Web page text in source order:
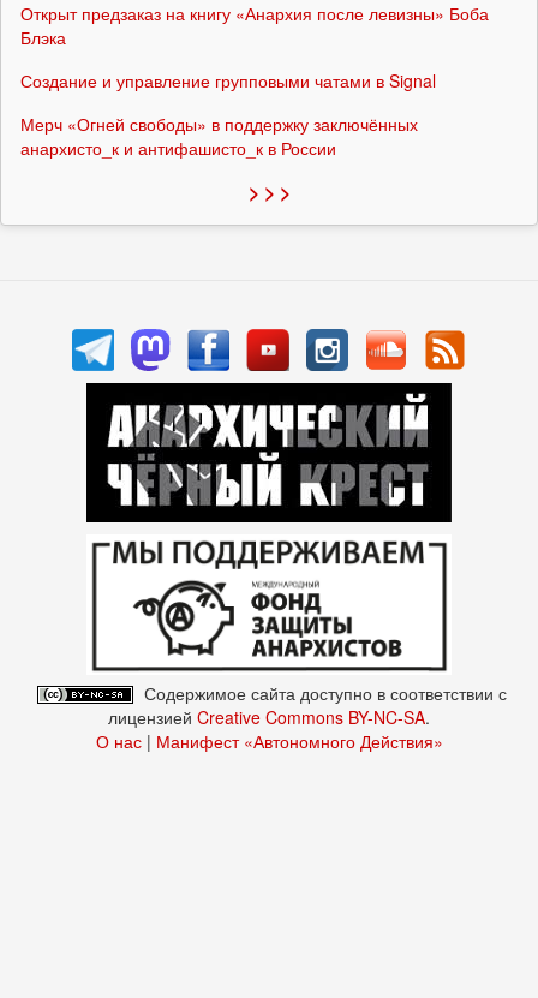
Открыт предзаказ на книгу «Анархия после левизны» Боба
Блэка
Создание и управление групповыми чатами в Signal
Мерч «Огней свободы» в поддержку заключённых
анархисто_к и антифашисто_к в России
> > >
Содержимое сайта доступно в соответствии с
лицензией Creative Commons BY-NC-SA.
О нас| Манифест «Автономного Действия»